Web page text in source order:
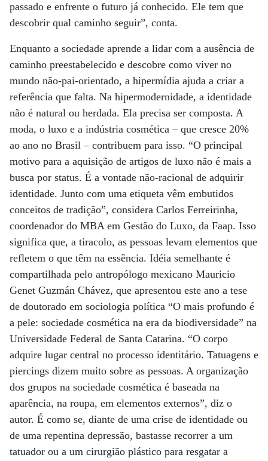
passado e enfrente o futuro já conhecido. Ele tem que
descobrir qual caminho seguir”, conta.
Enquanto a sociedade aprende a lidar com a ausência de
caminho preestabelecido e descobre como viver no
mundo não-pai-orientado, a hipermídia ajuda a criar a
referência que falta. Na hipermodernidade, a identidade
não é natural ou herdada. Ela precisa ser composta. A
moda, o luxo e a indústria cosmética – que cresce 20%
ao ano no Brasil – contribuem para isso. “O principal
motivo para a aquisição de artigos de luxo não é mais a
busca por status. É a vontade não-racional de adquirir
identidade. Junto com uma etiqueta vêm embutidos
conceitos de tradição”, considera Carlos Ferreirinha,
coordenador do MBA em Gestão do Luxo, da Faap. Isso
significa que, a tiracolo, as pessoas levam elementos que
refletem o que têm na essência. Idéia semelhante é
compartilhada pelo antropólogo mexicano Mauricio
Genet Guzmán Chávez, que apresentou este ano a tese
de doutorado em sociologia política “O mais profundo é
a pele: sociedade cosmética na era da biodiversidade” na
Universidade Federal de Santa Catarina. “O corpo
adquire lugar central no processo identitário. Tatuagens e
piercings dizem muito sobre as pessoas. A organização
dos grupos na sociedade cosmética é baseada na
aparência, na roupa, em elementos externos”, diz o
autor. É como se, diante de uma crise de identidade ou
de uma repentina depressão, bastasse recorrer a um
tatuador ou a um cirurgião plástico para resgatar a